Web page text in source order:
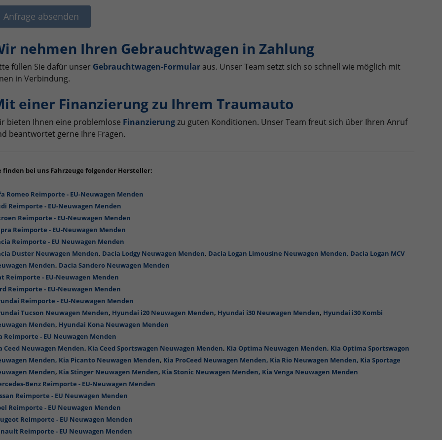
Anfrage absenden
nehmen Ihren Gebrauchtwagen in Zahlung
füllen Sie dafür unser Gebrauchtwagen-Formularaus. Unser Team setzt sich so schnell wie möglich mit
in Verbindung.
einer Finanzierung zu Ihrem Traumauto
bieten Ihnen eine problemlose Finanzierungzu guten Konditionen. Unser Team freut sich über Ihren Anruf
beantwortet gerne Ihre Fragen.
finden bei uns Fahrzeuge folgender Hersteller:
Romeo Reimporte - EU-Neuwagen Menden
Reimporte - EU-Neuwagen Menden
Reimporte - EU-Neuwagen Menden
Reimporte - EU-Neuwagen Menden
Reimporte - EU Neuwagen Menden
Duster Neuwagen Menden, Dacia Lodgy Neuwagen Menden, Dacia Logan Limousine Neuwagen Menden, Dacia Logan MCV
Menden, Dacia Sandero Neuwagen Menden
Reimporte - EU-Neuwagen Menden
Reimporte - EU-Neuwagen Menden
Reimporte - EU-Neuwagen Menden
Tucson Neuwagen Menden, Hyundai i20 Neuwagen Menden, Hyundai i30 Neuwagen Menden, Hyundai i30 Kombi
Menden, Hyundai Kona Neuwagen Menden
Reimporte - EU Neuwagen Menden
Ceed Neuwagen Menden, Kia Ceed Sportswagen Neuwagen Menden, Kia Optima Neuwagen Menden, Kia Optima Sportswagon
Menden, Kia Picanto Neuwagen Menden, Kia ProCeed Neuwagen Menden, Kia Rio Neuwagen Menden, Kia Sportage
Menden, Kia Stinger Neuwagen Menden, Kia Stonic Neuwagen Menden, Kia Venga Neuwagen Menden
Benz Reimporte - EU-Neuwagen Menden
Reimporte - EU Neuwagen Menden
Reimporte - EU Neuwagen Menden
Reimporte - EU Neuwagen Menden
Reimporte - EU Neuwagen Menden